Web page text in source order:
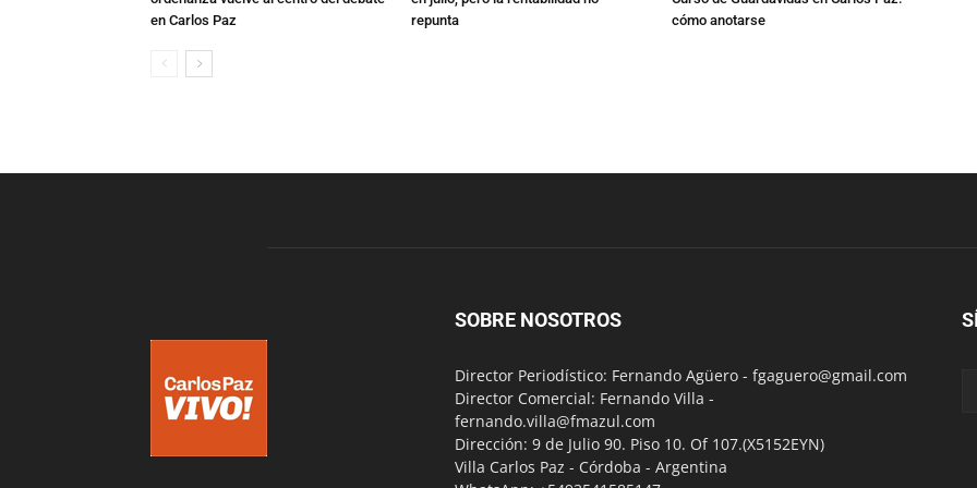
en Carlos Paz
repunta
cómo anotarse
SOBRE NOSOTROS
Director Periodístico: Fernando Agüero - fgaguero@gmail.com
Director Comercial: Fernando Villa -
fernando.villa@fmazul.com
Dirección: 9 de Julio 90. Piso 10. Of 107.(X5152EYN)
Villa Carlos Paz - Córdoba - Argentina